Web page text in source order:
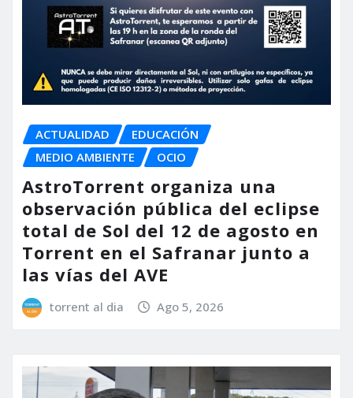
ACTUALIDAD
EDUCACIÓN
MEDIO AMBIENTE
OCIO
AstroTorrent organiza una
observación pública del eclipse
total de Sol del 12 de agosto en
Torrent en el Safranar junto a
las vías del AVE
torrent al dia Ago 5, 2026